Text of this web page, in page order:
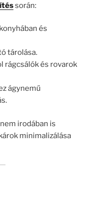
során:
és
tárolása.
rágcsálók és rovarok
ágynemű
irodában is
minimalizálása